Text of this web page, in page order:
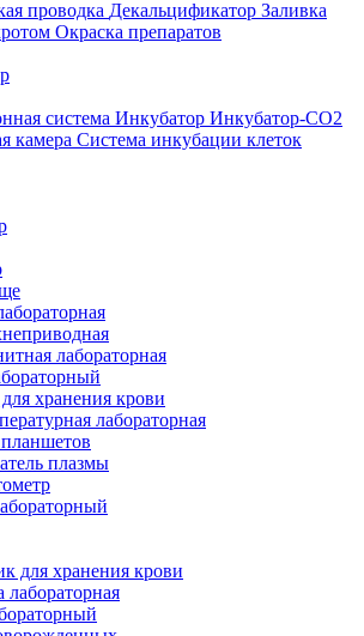
проводка Декальцификатор Заливка
Окраска препаратов
система Инкубатор Инкубатор-СО2
камера Система инкубации клеток
лабораторная
хранения крови
лабораторная
плазмы
для хранения крови